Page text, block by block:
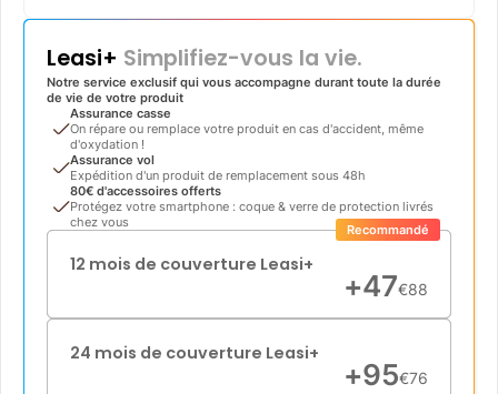
Leasi+ Simplifiez-vous la vie.
Notre service exclusif qui vous accompagne durant toute la durée
de vie de votre produit
Assurance casse
On répare ou remplace votre produit en cas d'accident, même
d'oxydation !
Assurance vol
Expédition d'un produit de remplacement sous 48h
80€ d'accessoires offerts
Protégez votre smartphone : coque & verre de protection livrés
chez vous
12 mois de couverture Leasi+
+47€88
Recommandé
24 mois de couverture Leasi+
+95€76